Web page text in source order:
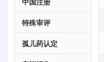
特殊审评
孤儿药认定